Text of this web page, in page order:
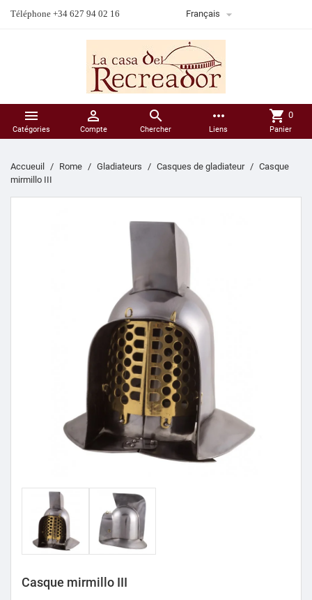
Téléphone +34 627 94 02 16 Français 

Catégories

Compte

Chercher
more_horiz
Liens
shopping_cart 0
Panier
Accueuil Rome Gladiateurs Casques de gladiateur
Casque
mirmillo III
Casque mirmillo III